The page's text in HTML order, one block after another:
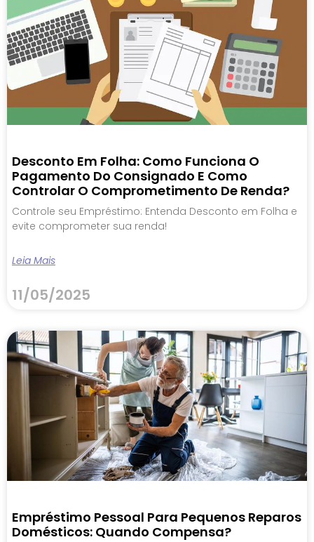
Desconto Em Folha: Como Funciona O
Pagamento Do Consignado E Como
Controlar O Comprometimento De Renda?
Controle seu Empréstimo: Entenda Desconto em Folha e
evite comprometer sua renda!
Leia Mais
11/05/2025
Empréstimo Pessoal Para Pequenos Reparos
Domésticos: Quando Compensa?